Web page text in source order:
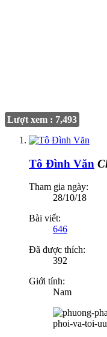
Lượt xem : 7,493
Tô Đình Văn
Tham gia ngày:
28/10/18
Bài viết:
646
Đã được thích:
392
Giới tính:
Nam